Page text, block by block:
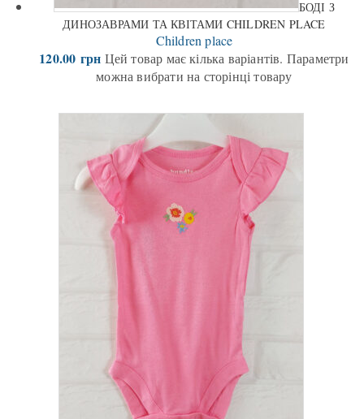
БОДІ З
ДИНОЗАВРАМИ ТА КВІТАМИ CHILDREN PLACE
Children place
120.00 грн Цей товар має кілька варіантів. Параметри
можна вибрати на сторінці товару